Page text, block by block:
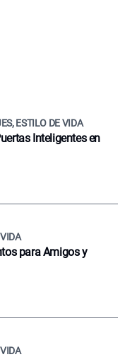
ESTILO DE VIDA
Inteligentes en
para Amigos y